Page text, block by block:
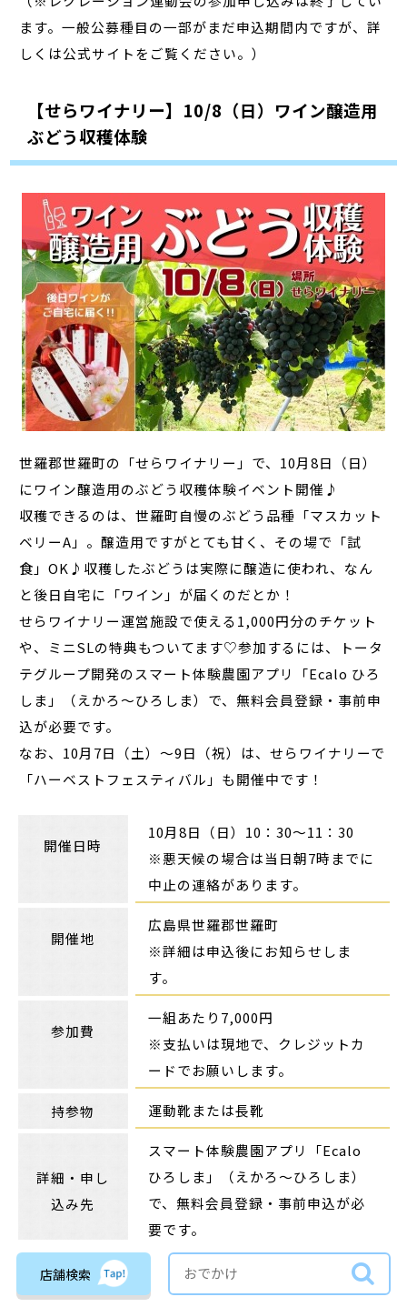
ます。一般公募種目の一部がまだ申込期間内ですが、詳
しくは公式サイトをご覧ください。）
【せらワイナリー】10/8（日）ワイン醸造用
ぶどう収穫体験
世羅郡世羅町の「せらワイナリー」で、10月8日（日）
にワイン醸造用のぶどう収穫体験イベント開催♪
収穫できるのは、世羅町自慢のぶどう品種「マスカット
ベリーA」。醸造用ですがとても甘く、その場で「試
食」OK♪収穫したぶどうは実際に醸造に使われ、なん
と後日自宅に「ワイン」が届くのだとか！
せらワイナリー運営施設で使える1,000円分のチケット
や、ミニSLの特典もついてます♡参加するには、トータ
テグループ開発のスマート体験農園アプリ「Ecalo ひろ
しま」（えかろ～ひろしま）で、無料会員登録・事前申
込が必要です。
なお、10月7日（土）～9日（祝）は、せらワイナリーで
「ハーベストフェスティバル」も開催中です！
開催日時
10月8日（日）10：30～11：30
※悪天候の場合は当日朝7時までに
中止の連絡があります。
開催地
広島県世羅郡世羅町
※詳細は申込後にお知らせしま
す。
参加費
一組あたり7,000円
※支払いは現地で、クレジットカ
ードでお願いします。
持参物 運動靴または長靴
詳細・申し
込み先
スマート体験農園アプリ「Ecalo
ひろしま」（えかろ～ひろしま）
で、無料会員登録・事前申込が必
要です。
くわしくはこちら！
店舗検索